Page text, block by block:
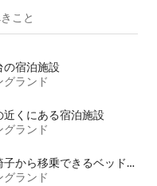
こと
の宿泊施設
グランド
近くにある宿泊施設
グランド
車椅子から移乗できるベッドがある宿泊施設
グランド